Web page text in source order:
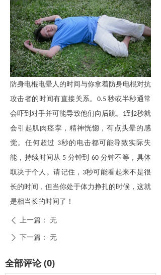
防身电棍电晕人的时间与你拿着防身电棍对抗
攻击者的 时间有直接关系。 0.5秒或半秒通常
会吓到对手并可能导致他们向后跳。 1到 2秒就
会引起肌肉痉挛，精神恍惚，有点头晕的感
觉。任何超过 3秒的 电击都可能导致实际失
能，持续时间从 5 分钟到60 分钟不等，具体
取决于个人。请记住， 3秒可能看起来不是很
长的时间，但当你处于体力挣扎的时候，这就
是相当长的时间了！
ꄴ 上一篇： 无
ꄲ 下一篇： 无
全部评论(0)